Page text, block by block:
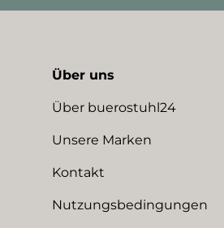
Über uns
Über buerostuhl24
Unsere Marken
Kontakt
Nutzungsbedingungen